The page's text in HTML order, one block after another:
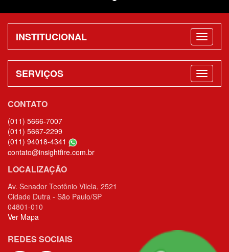
INSTITUCIONAL
SERVIÇOS
CONTATO
(011) 5666-7007
(011) 5667-2299
(011) 94018-4341
contato@insightfire.com.br
LOCALIZAÇÃO
Av. Senador Teotônio Vilela, 2521
Cidade Dutra - São Paulo/SP
04801-010
Ver Mapa
REDES SOCIAIS